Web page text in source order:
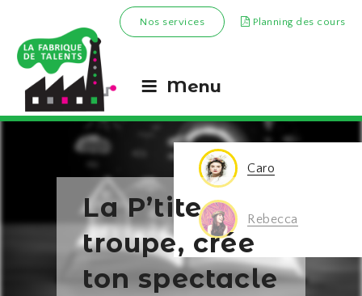
Nos services Planning des cours
Menu
Caro
Rebecca
La P’tite
troupe, crée
ton spectacle